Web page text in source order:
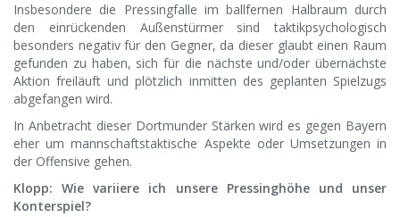
Insbesondere die Pressingfalle im ballfernen Halbraum durch
den einrückenden Außenstürmer sind taktikpsychologisch
besonders negativ für den Gegner, da dieser glaubt einen Raum
gefunden zu haben, sich für die nächste und/oder übernächste
Aktion freiläuft und plötzlich inmitten des geplanten Spielzugs
abgefangen wird.
In Anbetracht dieser Dortmunder Stärken wird es gegen Bayern
eher um mannschaftstaktische Aspekte oder Umsetzungen in
der Offensive gehen.
Klopp: Wie variiere ich unsere Pressinghöhe und unser
Konterspiel?